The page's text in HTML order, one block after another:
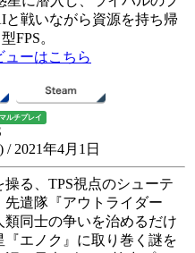
と戦いながら資源を持ち帰
FPS。
ーはこちら
マルチプレイ
/ 2021年4月1日
る、TPS視点のシューテ
先遣隊『アウトライダー
類同士の争いを治めるだけ
『エノク』に取り巻く謎を